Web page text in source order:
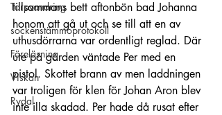
Torpvandring
sockenstämmoprotokoll
Föreläsning
Viskan
Rydal
tillsammans bett aftonbön bad Johanna
honom att gå ut och se till att en av
uthusdörrarna var ordentligt reglad. Där
ute på gården väntade Per med en
pistol. Skottet brann av men laddningen
var troligen för klen för Johan Aron blev
inte illa skadad. Per hade då rusat efter